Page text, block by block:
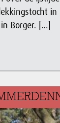
in
Borger. […]